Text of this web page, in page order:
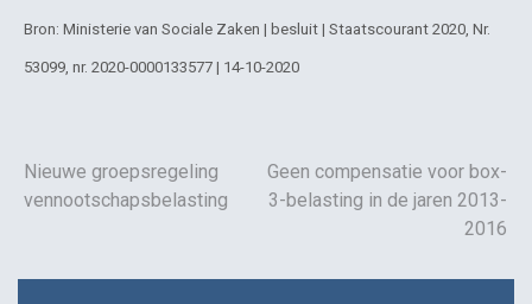
Bron: Ministerie van Sociale Zaken | besluit | Staatscourant 2020, Nr.
53099, nr. 2020-0000133577 | 14-10-2020
Nieuwe groepsregeling
vennootschapsbelasting
Geen compensatie voor box-
3-belasting in de jaren 2013-
2016